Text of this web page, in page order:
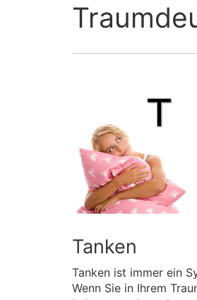
Tanken
Tanken ist immer ein
Wenn Sie in Ihrem